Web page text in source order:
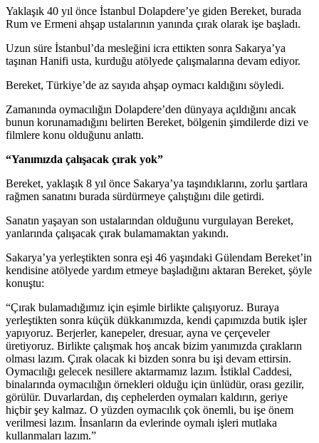
Yaklaşık 40 yıl önce İstanbul Dolapdere’ye giden Bereket, burada
Rum ve Ermeni ahşap ustalarının yanında çırak olarak işe başladı.
Uzun süre İstanbul’da mesleğini icra ettikten sonra Sakarya’ya
taşınan Hanifi usta, kurduğu atölyede çalışmalarına devam ediyor.
Bereket, Türkiye’de az sayıda ahşap oymacı kaldığını söyledi.
Zamanında oymacılığın Dolapdere’den dünyaya açıldığını ancak
bunun korunamadığını belirten Bereket, bölgenin şimdilerde dizi ve
filmlere konu olduğunu anlattı.
“Yanımızda çalışacak çırak yok”
Bereket, yaklaşık 8 yıl önce Sakarya’ya taşındıklarını, zorlu şartlara
rağmen sanatını burada sürdürmeye çalıştığını dile getirdi.
Sanatın yaşayan son ustalarından olduğunu vurgulayan Bereket,
yanlarında çalışacak çırak bulamamaktan yakındı.
Sakarya’ya yerleştikten sonra eşi 46 yaşındaki Gülendam Bereket’in
kendisine atölyede yardım etmeye başladığını aktaran Bereket, şöyle
konuştu:
“Çırak bulamadığımız için eşimle birlikte çalışıyoruz. Buraya
yerleştikten sonra küçük dükkanımızda, kendi çapımızda butik işler
yapıyoruz. Berjerler, kanepeler, dresuar, ayna ve çerçeveler
üretiyoruz. Birlikte çalışmak hoş ancak bizim yanımızda çırakların
olması lazım. Çırak olacak ki bizden sonra bu işi devam ettirsin.
Oymacılığı gelecek nesillere aktarmamız lazım. İstiklal Caddesi,
binalarında oymacılığın örnekleri olduğu için ünlüdür, orası gezilir,
görülür. Duvarlardan, dış cephelerden oymaları kaldırın, geriye
hiçbir şey kalmaz. O yüzden oymacılık çok önemli, bu işe önem
verilmesi lazım. İnsanların da evlerinde oymalı işleri mutlaka
kullanmaları lazım.”